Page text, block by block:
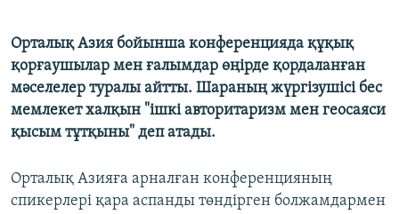
Орталық Азия бойынша конференцияда құқық
қорғаушылар мен ғалымдар өңірде қордаланған
мәселелер туралы айтты. Шараның жүргізушісі бес
мемлекет халқын "ішкі авторитаризм мен геосаяси
қысым тұтқыны" деп атады.
Орталық Азияға арналған конференцияның
спикерлері қара аспанды төндірген болжамдармен